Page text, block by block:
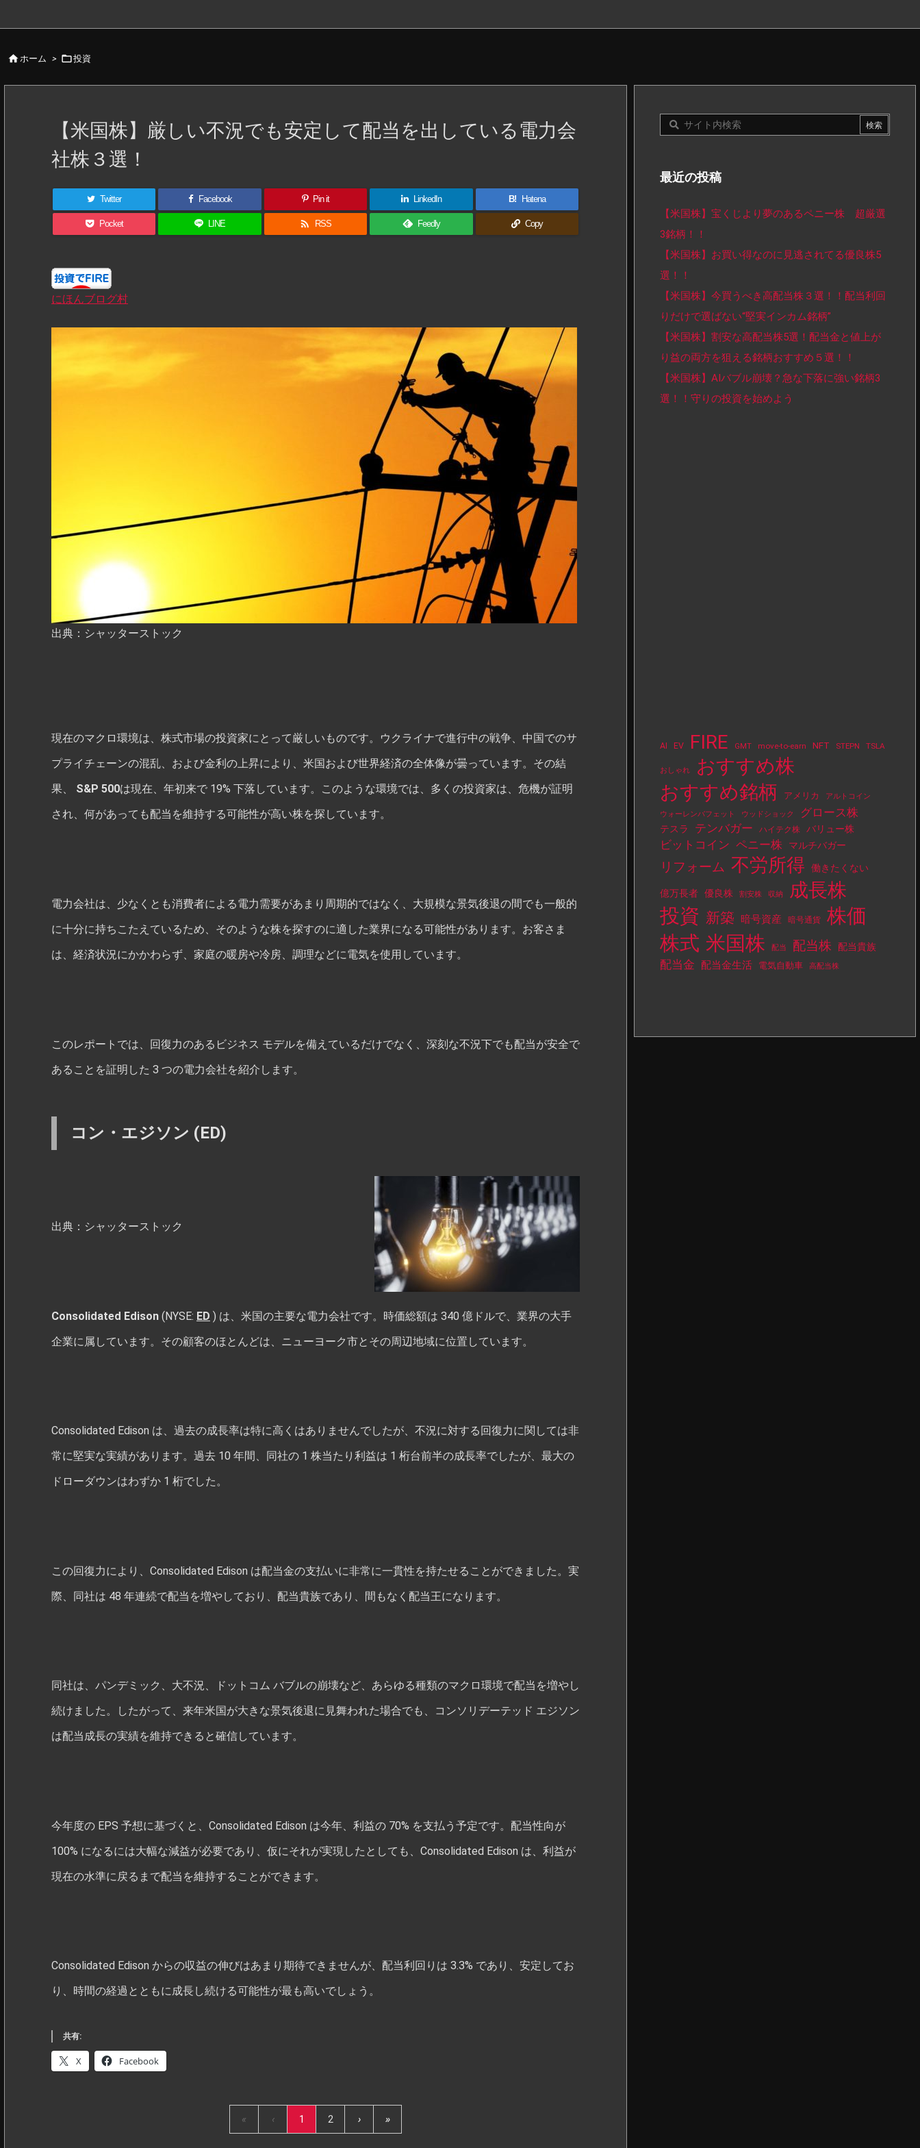
ホーム > 投資
【米国株】厳しい不況でも安定して配当を出している電力会
社株３選！
Twitter Facebook Pin it LinkedIn B! Hatena
Pocket LINE  RSS Feedly Copy
にほんブログ村
出典：シャッターストック
現在のマクロ環境は、株式市場の投資家にとって厳しいものです。ウクライナで進行中の戦争、中国でのサ
プライチェーンの混乱、および金利の上昇により、米国および世界経済の全体像が曇っています。その結
果、 S&P 500は現在、年初来で 19% 下落しています。このような環境では、多くの投資家は、危機が証明
され、何があっても配当を維持する可能性が高い株を探しています。
電力会社は、少なくとも消費者による電力需要があまり周期的ではなく、大規模な景気後退の間でも一般的
に十分に持ちこたえているため、そのような株を探すのに適した業界になる可能性があります。お客さま
は、経済状況にかかわらず、家庭の暖房や冷房、調理などに電気を使用しています。
このレポートでは、回復力のあるビジネス モデルを備えているだけでなく、深刻な不況下でも配当が安全で
あることを証明した 3 つの電力会社を紹介します。
コン・エジソン (ED)
出典：シャッターストック
Consolidated Edison (NYSE: ED ) は、米国の主要な電力会社です。時価総額は 340 億ドルで、業界の大手
企業に属しています。その顧客のほとんどは、ニューヨーク市とその周辺地域に位置しています。
Consolidated Edison は、過去の成長率は特に高くはありませんでしたが、不況に対する回復力に関しては非
常に堅実な実績があります。過去 10 年間、同社の 1 株当たり利益は 1 桁台前半の成長率でしたが、最大の
ドローダウンはわずか 1 桁でした。
この回復力により、Consolidated Edison は配当金の支払いに非常に一貫性を持たせることができました。実
際、同社は 48 年連続で配当を増やしており、配当貴族であり、間もなく配当王になります。
同社は、パンデミック、大不況、ドットコム バブルの崩壊など、あらゆる種類のマクロ環境で配当を増やし
続けました。したがって、来年米国が大きな景気後退に見舞われた場合でも、コンソリデーテッド エジソン
は配当成長の実績を維持できると確信しています。
今年度の EPS 予想に基づくと、Consolidated Edison は今年、利益の 70% を支払う予定です。配当性向が
100% になるには大幅な減益が必要であり、仮にそれが実現したとしても、Consolidated Edison は、利益が
現在の水準に戻るまで配当を維持することができます。
Consolidated Edison からの収益の伸びはあまり期待できませんが、配当利回りは 3.3% であり、安定してお
り、時間の経過とともに成長し続ける可能性が最も高いでしょう。
共有:
X Facebook
« ‹ 1 2 › »
最近の投稿
【米国株】宝くじより夢のあるペニー株 超厳選
3銘柄！！
【米国株】お買い得なのに見逃されてる優良株5
選！！
【米国株】今買うべき高配当株３選！！配当利回
りだけで選ばない“堅実インカム銘柄”
【米国株】割安な高配当株5選！配当金と値上が
り益の両方を狙える銘柄おすすめ５選！！
【米国株】AIバブル崩壊？急な下落に強い銘柄3
選！！守りの投資を始めよう
AI EV FIRE GMT move-to-earn NFT STEPN TSLA
おしゃれ
おすすめ株
おすすめ銘柄
アメリカ
アルトコイン
ウォーレンバフェット
ウッドショック グロース株
テスラ テンバガー ハイテク株 バリュー株
ビットコイン ペニー株 マルチバガー
リフォーム 不労所得 働きたくない
億万長者 優良株 割安株 収納 成長株
投資 新築 暗号資産 暗号通貨
株価
株式 米国株 配当 配当株 配当貴族
配当金 配当金生活 電気自動車 高配当株